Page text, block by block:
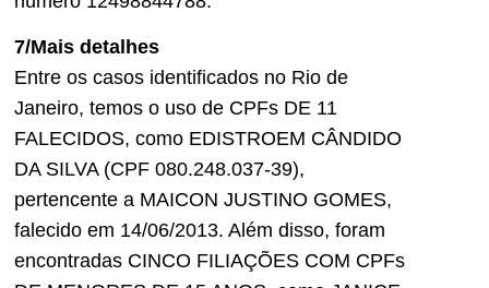
7/Mais detalhes
Entre os casos identificados no Rio de
Janeiro, temos o uso de CPFs DE 11
FALECIDOS, como EDISTROEM CÂNDIDO
DA SILVA (CPF 080.248.037-39),
pertencente a MAICON JUSTINO GOMES,
falecido em 14/06/2013. Além disso, foram
encontradas CINCO FILIAÇÕES COM CPFs